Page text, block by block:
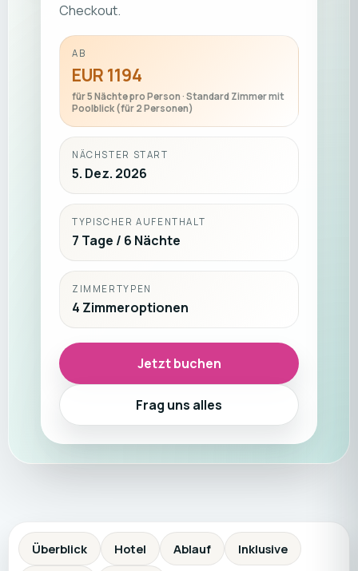
Checkout.
AB
EUR 1194
für 5 Nächte pro Person · Standard Zimmer mit
Poolblick (für 2 Personen)
NÄCHSTER START
5. Dez. 2026
TYPISCHER AUFENTHALT
7 Tage / 6 Nächte
ZIMMERTYPEN
4 Zimmeroptionen
Jetzt buchen
Frag uns alles
Überblick Hotel Ablauf Inklusive